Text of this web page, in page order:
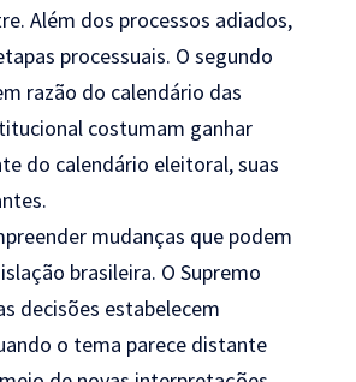
Além dos processos adiados,
processuais. O segundo
razão do calendário das
costumam ganhar
do calendário eleitoral, suas
mudanças que podem
brasileira. O Supremo
decisões estabelecem
o tema parece distante